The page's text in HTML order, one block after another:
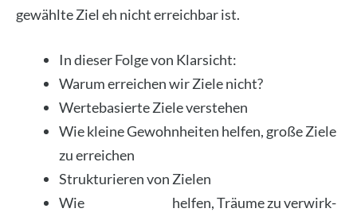
gewähl­te Ziel eh nicht erreich­bar ist.
In die­ser Fol­ge von Klar­sicht:
War­um errei­chen wir Zie­le nicht?
Wer­te­ba­sier­te Zie­le ver­ste­hen
Wie klei­ne Gewohn­hei­ten hel­fen, gro­ße Zie­le
zu errei­chen
Struk­tu­rie­ren von Zie­len
Wie
hel­fen, Träu­me zu ver­wirk­